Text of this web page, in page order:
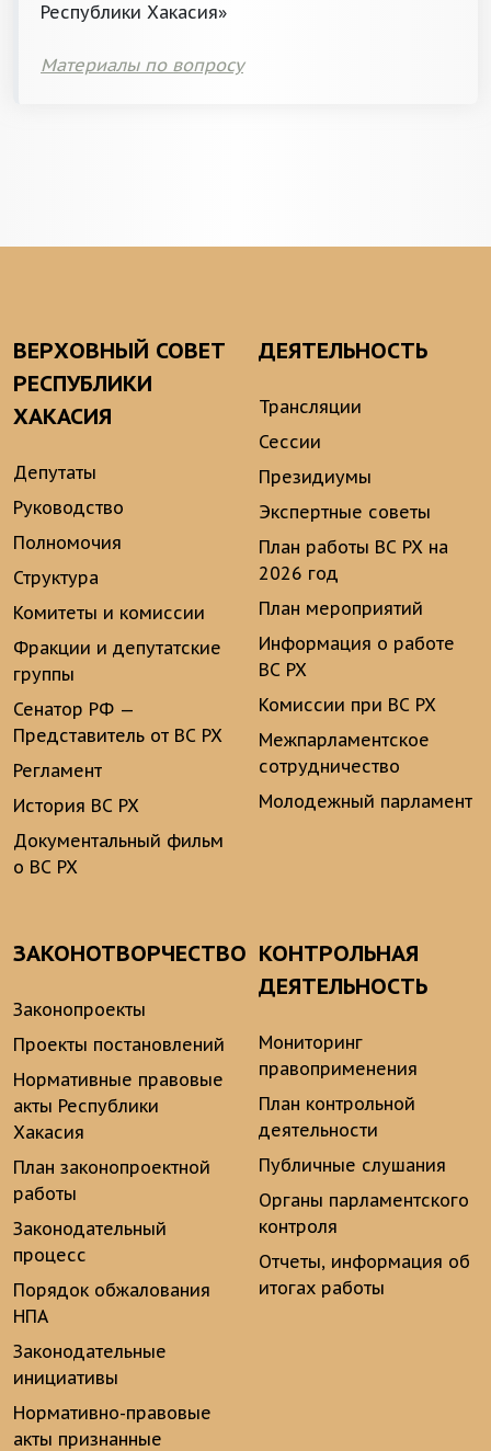
Республики Хакасия»
Материалы по вопросу
ВЕРХОВНЫЙ СОВЕТ
РЕСПУБЛИКИ
ХАКАСИЯ
Депутаты
Руководство
Полномочия
Структура
Комитеты и комиссии
Фракции и депутатские
группы
Сенатор РФ —
Представитель от ВС РХ
Регламент
История ВС РХ
Документальный фильм
о ВС РХ
ДЕЯТЕЛЬНОСТЬ
Трансляции
Сессии
Президиумы
Экспертные советы
План работы ВС РХ на
2026 год
План мероприятий
Информация о работе
ВС РХ
Комиссии при ВС РХ
Межпарламентское
сотрудничество
Молодежный парламент
ЗАКОНОТВОРЧЕСТВО
Законопроекты
Проекты постановлений
Нормативные правовые
акты Республики
Хакасия
План законопроектной
работы
Законодательный
процесс
Порядок обжалования
НПА
Законодательные
инициативы
Нормативно-правовые
акты признанные
КОНТРОЛЬНАЯ
ДЕЯТЕЛЬНОСТЬ
Мониторинг
правоприменения
План контрольной
деятельности
Публичные слушания
Органы парламентского
контроля
Отчеты, информация об
итогах работы